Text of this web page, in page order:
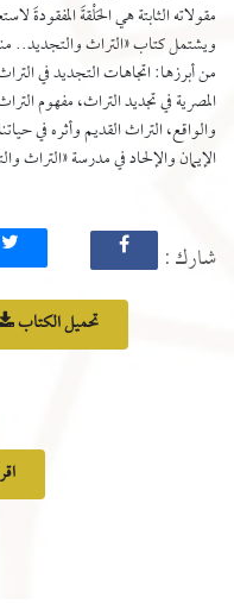
مقولاته الثابتة هي الحَلْقةَ المفقودةَ
ويشتمل كتاب «التراث والتجديد..
من أبرزها: اتجاهات التجديد في
المصرية في تجديد التراث، مفهوم
والواقع، التراث القديم وأثره في
الإيمان والإلحاد في مدرسة «التراث
: شارك
تحميل الكتاب